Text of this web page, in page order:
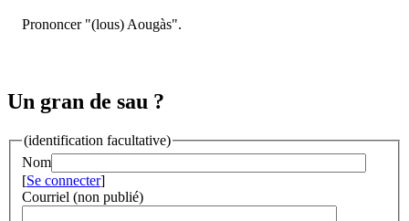
Prononcer "(lous) Aougàs".
Un gran de sau ?
(identification facultative)
Nom
[Se connecter]
Courriel (non publié)